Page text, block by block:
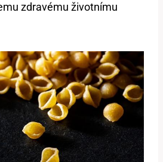
zdravému životnímu